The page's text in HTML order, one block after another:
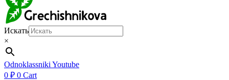
Искать
×
Odnoklassniki Youtube
0 ₽ 0 Cart